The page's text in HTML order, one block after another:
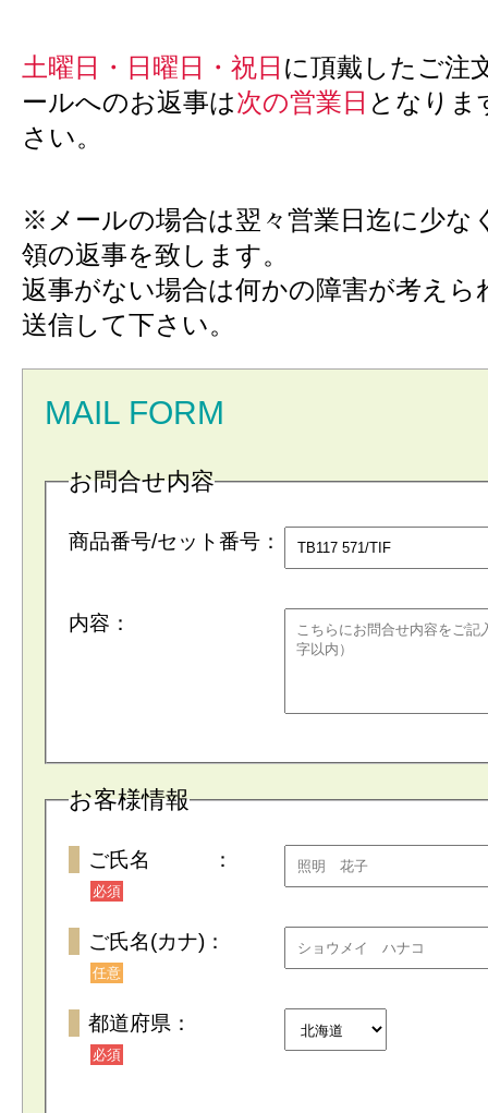
土曜日・日曜日・祝日 に頂戴したご注
ールへのお返事は次の営業日 となりま
さい。
※メールの場合は翌々営業日迄に少な
領の返事を致します。
返事がない場合は何かの障害が考えら
送信して下さい。
MAIL FORM
お問合せ内容
商品番号/セット番号：
内容：
お客様情報
ご氏名 ：
必須
ご氏名(カナ)：
任意
都道府県：
必須